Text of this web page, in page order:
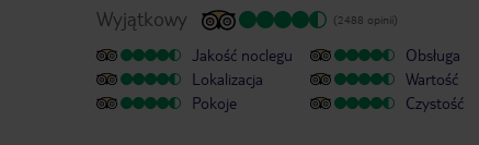
Wyjątkowy (2488 opinii)
Jakość noclegu
Lokalizacja
Pokoje
Obsługa
Wartość
Czystość